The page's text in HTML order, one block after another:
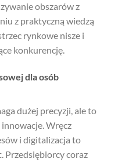
obszarów z
z praktyczną wiedzą
rynkowe nisze i
konkurencję.
dla osób
dużej precyzji, ale to
innowacje. Wręcz
i digitalizacja to
Przedsiębiorcy coraz